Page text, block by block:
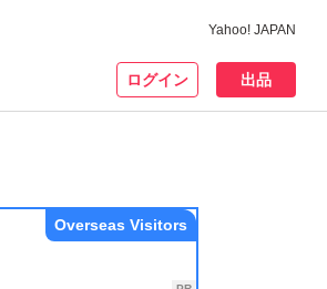
Yahoo! JAPAN
ログイン 出品
Overseas Visitors